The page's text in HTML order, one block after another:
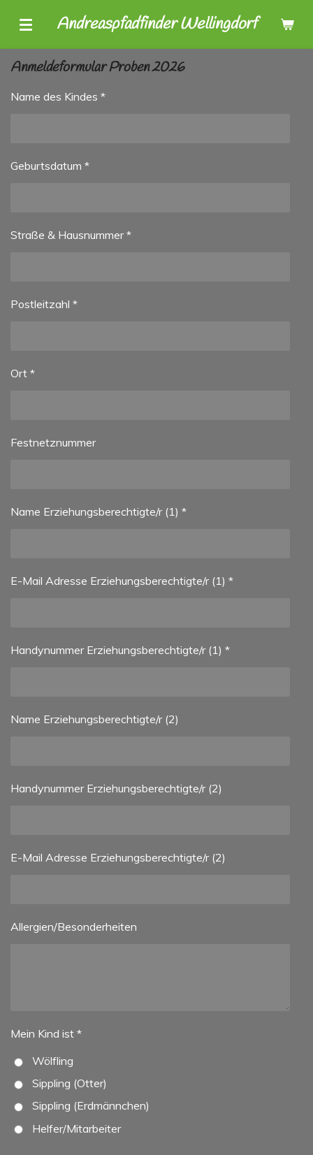
Hauptinhalt
springen
Andreaspfadfinder Wellingdorf
Anmeldeformular Proben 2026
Name des Kindes *
Geburtsdatum *
Straße & Hausnummer *
Postleitzahl *
Ort *
Festnetznummer
Name Erziehungsberechtigte/r (1) *
E-Mail Adresse Erziehungsberechtigte/r (1) *
Handynummer Erziehungsberechtigte/r (1) *
Name Erziehungsberechtigte/r (2)
Handynummer Erziehungsberechtigte/r (2)
E-Mail Adresse Erziehungsberechtigte/r (2)
Allergien/Besonderheiten
Mein Kind ist *
Wölfling
Sippling (Otter)
Sippling (Erdmännchen)
Helfer/Mitarbeiter